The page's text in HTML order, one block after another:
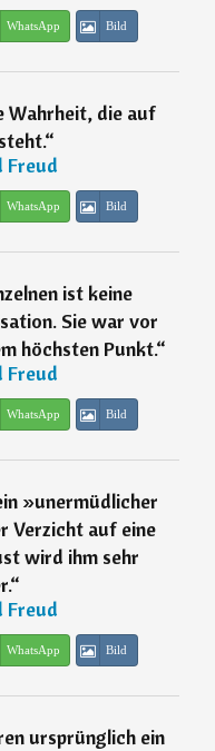
WhatsApp Bild
Wahrheit, die auf
“
Freud
WhatsApp Bild
ist keine
Sie war vor
höchsten Punkt.“
Freud
WhatsApp Bild
»unermüdlicher
Verzicht auf eine
wird ihm sehr
“
Freud
WhatsApp Bild
ursprünglich ein